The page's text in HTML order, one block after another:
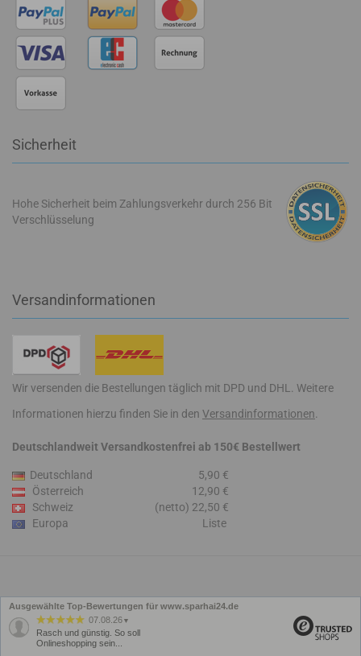
Sicherheit
Hohe Sicherheit beim Zahlungsverkehr durch 256 Bit
Verschlüsselung
Versandinformationen
Wir versenden die Bestellungen täglich mit DPD und DHL. Weitere
Informationen hierzu finden Sie in den Versandinformationen
Deutschlandweit Versandkostenfrei ab 150€ Bestellwert
Deutschland
5,90 €
Österreich
12,90 €
Schweiz
(netto) 22,50 €
Europa
Liste
Ausgewählte Top-Bewertungen für www.sparhai24.de
07.08.26 ▼
Rasch und günstig. So soll
Onlineshopping sein...